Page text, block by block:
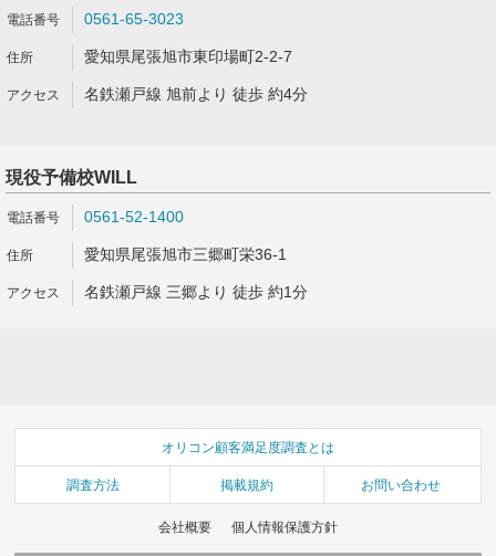
0561-65-3023
愛知県尾張旭市東印場町2-2-7
名鉄瀬戸線 旭前より 徒歩 約4分
現役予備校WILL
0561-52-1400
愛知県尾張旭市三郷町栄36-1
名鉄瀬戸線 三郷より 徒歩 約1分
オリコン顧客満足度調査とは
調査方法 掲載規約 お問い合わせ
会社概要 個人情報保護方針